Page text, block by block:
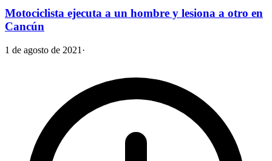
Motociclista ejecuta a un hombre y lesiona a otro en
Cancún
1 de agosto de 2021 ·